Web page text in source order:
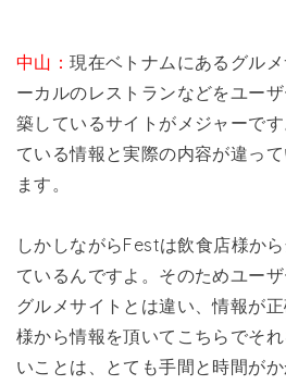
中山：現在ベトナムにあるグル
ーカルのレストランなどをユー
築しているサイトがメジャーで
ている情報と実際の内容が違っ
ます。
しかしながらFestは飲食店様か
ているんですよ。そのためユー
グルメサイトとは違い、情報が
様から情報を頂いてこちらでそ
いことは、とても手間と時間が